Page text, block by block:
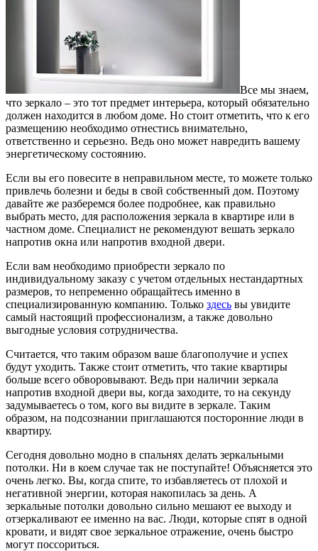
Все мы знаем,
что зеркало – это тот предмет интерьера, который обязательно
должен находится в любом доме. Но стоит отметить, что к его
размещению необходимо отнестись внимательно,
ответственно и серьезно. Ведь оно может навредить вашему
энергетическому состоянию.
Если вы его повесите в неправильном месте, то можете только
привлечь болезни и беды в свой собственный дом. Поэтому
давайте же разберемся более подробнее, как правильно
выбрать место, для расположения зеркала в квартире или в
частном доме. Специалист не рекомендуют вешать зеркало
напротив окна или напротив входной двери.
Если вам необходимо приобрести зеркало по
индивидуальному заказу с учетом отдельных нестандартных
размеров, то непременно обращайтесь именно в
специализированную компанию. Только здесь вы увидите
самый настоящий профессионализм, а также довольно
выгодные условия сотрудничества.
Считается, что таким образом ваше благополучие и успех
будут уходить. Также стоит отметить, что такие квартиры
больше всего обворовывают. Ведь при наличии зеркала
напротив входной двери вы, когда заходите, то на секунду
задумываетесь о том, кого вы видите в зеркале. Таким
образом, на подсознании приглашаются посторонние люди в
квартиру.
Сегодня довольно модно в спальнях делать зеркальными
потолки. Ни в коем случае так не поступайте! Объясняется это
очень легко. Вы, когда спите, то избавляетесь от плохой и
негативной энергии, которая накопилась за день. А
зеркальные потолки довольно сильно мешают ее выходу и
отзеркаливают ее именно на вас. Люди, которые спят в одной
кровати, и видят свое зеркальное отражение, очень быстро
могут поссориться.